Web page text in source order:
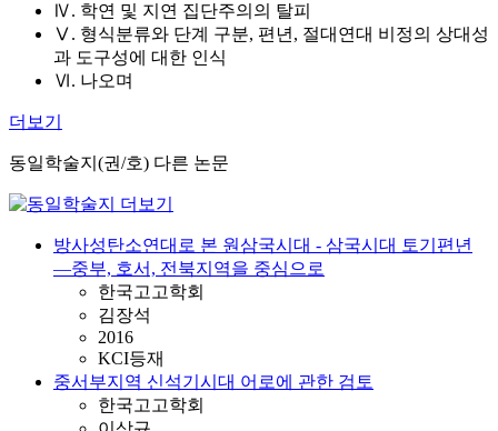
Ⅳ. 학연 및 지연 집단주의의 탈피
Ⅴ. 형식분류와 단계 구분, 편년, 절대연대 비정의 상대성
과 도구성에 대한 인식
Ⅵ. 나오며
더보기
동일학술지(권/호) 다른 논문
방사성탄소연대로 본 원삼국시대 - 삼국시대 토기편년
—중부, 호서, 전북지역을 중심으로
한국고고학회
김장석
2016
KCI등재
중서부지역 신석기시대 어로에 관한 검토
한국고고학회